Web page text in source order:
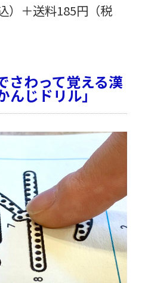
＋送料185円（税
わって覚える漢
んじドリル」